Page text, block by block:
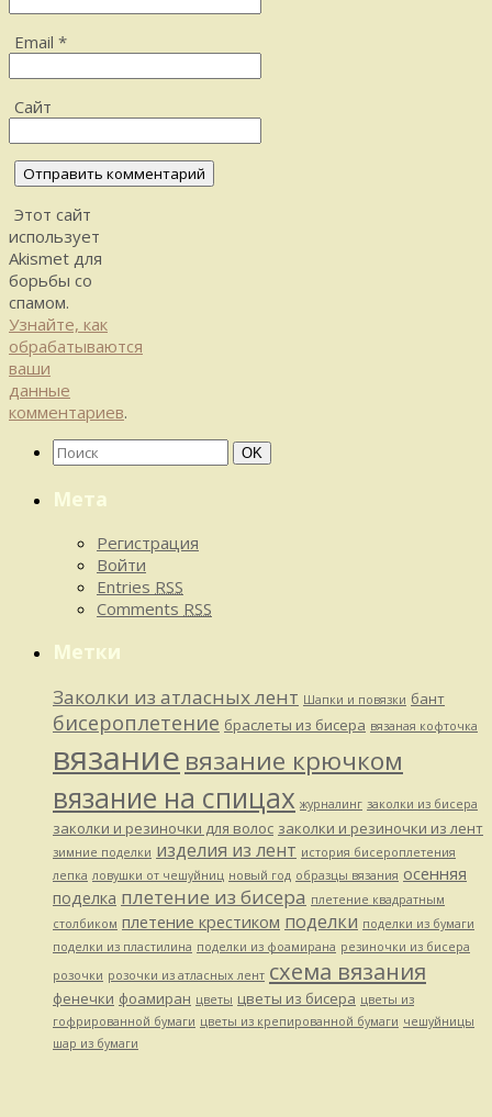
Email *
Сайт
Этот сайт
использует
Akismet для
борьбы со
спамом.
Узнайте, как
обрабатываются
ваши
данные
комментариев.
Найти:
Поиск
OK
Мета
Регистрация
Войти
Entries RSS
Comments RSS
Метки
Заколки из атласных лент Шапки и повязки бант
бисероплетение браслеты из бисера вязаная кофточка
вязание вязание крючком
вязание на спицах журналинг заколки из бисера
заколки и резиночки для волос заколки и резиночки из лент
зимние поделки изделия из лент история бисероплетения
лепка ловушки от чешуйниц новый год образцы вязания осенняя
поделка плетение из бисера плетение квадратным
столбиком плетение крестиком поделки поделки из бумаги
поделки из пластилина поделки из фоамирана резиночки из бисера
розочки розочки из атласных лент схема вязания
фенечки фоамиран цветы цветы из бисера цветы из
гофрированной бумаги цветы из крепированной бумаги чешуйницы
шар из бумаги